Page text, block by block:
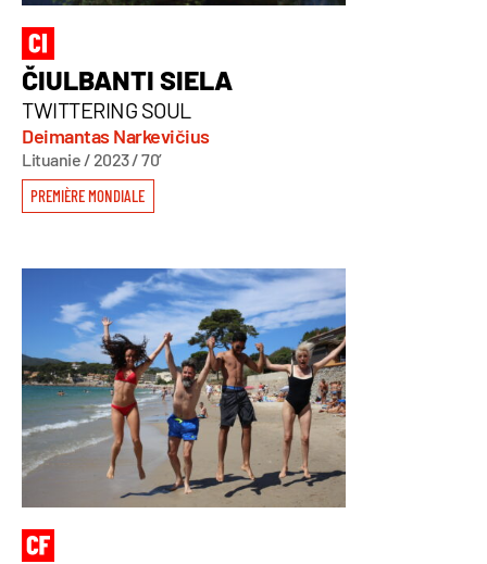
ČIULBANTI SIELA
TWITTERING SOUL
Deimantas Narkevičius
Lituanie / 2023 / 70’
PREMIÈRE MONDIALE